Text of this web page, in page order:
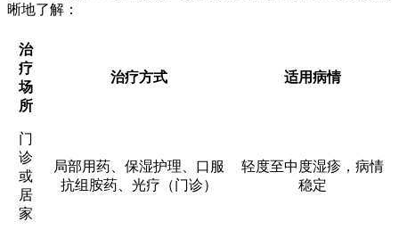
晰地了解：
治
疗
场
所
治疗方式 适用病情
门
诊
或
居
家
局部用药、保湿护理、口服
抗组胺药、光疗（门诊）
轻度至中度湿疹，病情
稳定